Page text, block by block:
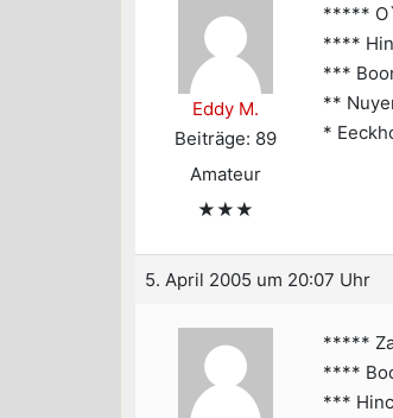
Eddy M.
Beiträge: 89
Amateur
★★★
*****
****
***
**
*
5. April 2005 um 20:07 Uhr
*****
****
***